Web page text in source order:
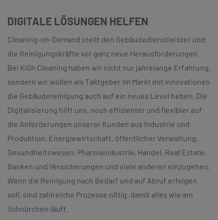
DIGITALE LÖSUNGEN HELFEN
Cleaning-on-Demand stellt den Gebäudedienstleister und
die Reinigungskräfte vor ganz neue Herausforderungen.
Bei Klüh Cleaning haben wir nicht nur jahrelange Erfahrung,
sondern wir wollen als Taktgeber im Markt mit Innovationen
die Gebäudereinigung auch auf ein neues Level heben. Die
Digitalisierung hilft uns, noch effizienter und flexibler auf
die Anforderungen unserer Kunden aus Industrie und
Produktion, Energiewirtschaft, öffentlicher Verwaltung,
Gesundheitswesen, Pharmaindustrie, Handel, Real Estate,
Banken und Versicherungen und viele anderen einzugehen.
Wenn die Reinigung nach Bedarf und auf Abruf erfolgen
soll, sind zahlreiche Prozesse nötig, damit alles wie am
Schnürchen läuft.